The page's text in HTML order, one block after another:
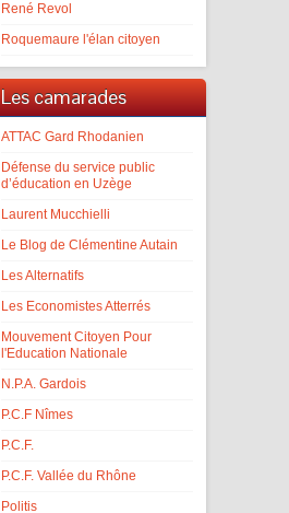
René Revol
Roquemaure l'élan citoyen
Les camarades
ATTAC Gard Rhodanien
Défense du service public
d’éducation en Uzège
Laurent Mucchielli
Le Blog de Clémentine Autain
Les Alternatifs
Les Economistes Atterrés
Mouvement Citoyen Pour
l'Education Nationale
N.P.A. Gardois
P.C.F Nîmes
P.C.F.
P.C.F. Vallée du Rhône
Politis